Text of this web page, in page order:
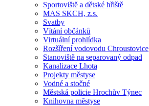
Sportoviště a dětské hřiště
MAS SKCH, z.s.
Svatby
Vítání občánků
Virtuální prohlídka
Rozšíření vodovodu Chroustovice
Stanoviště na separovaný odpad
Kanalizace Lhota
Projekty městyse
Vodné a stočné
Městská policie Hrochův Týnec
Knihovna městyse